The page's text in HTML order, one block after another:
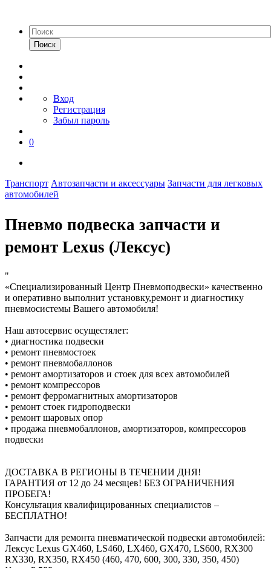
Поиск
Вход
Регистрация
Забыл пароль
0
Транспорт Автозапчасти и аксессуары Запчасти для легковых
автомобилей
Пневмо подвеска запчасти и
ремонт Lexus (Лексус)
"
«Специализированный Центр Пневмоподвески» качественно
и оперативно выполнит установку,ремонт и диагностику
пневмосистемы Вашего автомобиля!
Наш автосервис осущестялет:
• диагностика подвески
• ремонт пневмостоек
• ремонт пневмобаллонов
• ремонт амортизаторов и стоек для всех автомобилей
• ремонт компрессоров
• ремонт ферромагнитных амортизаторов
• ремонт стоек гидроподвески
• ремонт шаровых опор
• продажа пневмобаллонов, амортизаторов, компрессоров
подвески
ДОСТАВКА В РЕГИОНЫ В ТЕЧЕНИИ ДНЯ!
ГАРАНТИЯ от 12 до 24 месяцев! БЕЗ ОГРАНИЧЕНИЯ
ПРОБЕГА!
Консультация квалифицированных специалистов –
БЕСПЛАТНО!
Запчасти для ремонта пневматической подвески автомобилей:
Лексус Lexus GX460, LS460, LX460, GX470, LS600, RX300
RX330, RX350, RX450 (460, 470, 600, 300, 330, 350, 450)